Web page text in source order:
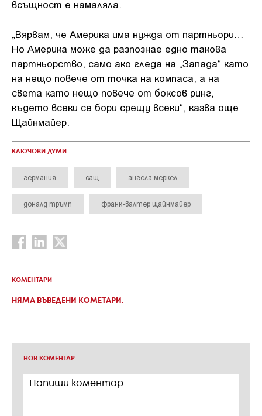
всъщност е намаляла.
„Вярвам, че Америка има нужда от партньори…
Но Америка може да разпознае едно такова
партньорство, само ако гледа на „Запада“ като
на нещо повече от точка на компаса, а на
света като нещо повече от боксов ринг,
където всеки се бори срещу всеки“, казва още
Щайнмайер.
КЛЮЧОВИ ДУМИ
германия сащ ангела меркел
доналд тръмп франк-валтер щайнмайер
КОМЕНТАРИ
НЯМА ВЪВЕДЕНИ КОМЕТАРИ.
НОВ КОМЕНТАР